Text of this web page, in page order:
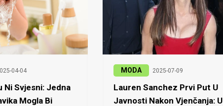
04-04
Ni Svjesni: Jedna
Mogla Bi
MODA 2025-07-09
Lauren Sanchez Prvi Put U
Javnosti Nakon Vjenčanja: U